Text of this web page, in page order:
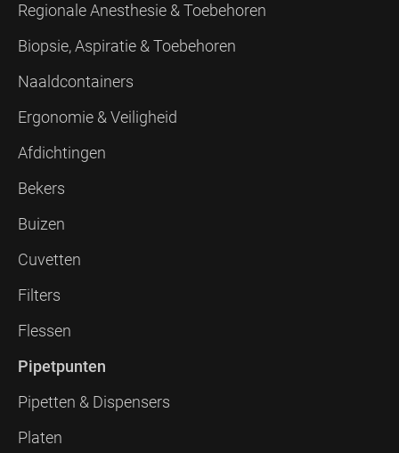
Regionale Anesthesie & Toebehoren
Biopsie, Aspiratie & Toebehoren
Naaldcontainers
Ergonomie & Veiligheid
Afdichtingen
Bekers
Buizen
Cuvetten
Filters
Flessen
Pipetpunten
Pipetten & Dispensers
Platen